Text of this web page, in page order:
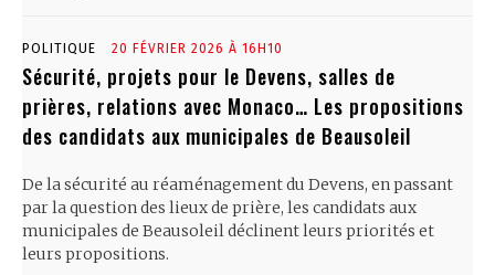
POLITIQUE 20 FÉVRIER 2026 À 16H10
Sécurité, projets pour le Devens, salles de
prières, relations avec Monaco… Les propositions
des candidats aux municipales de Beausoleil
De la sécurité au réaménagement du Devens, en passant
par la question des lieux de prière, les candidats aux
municipales de Beausoleil déclinent leurs priorités et
leurs propositions.